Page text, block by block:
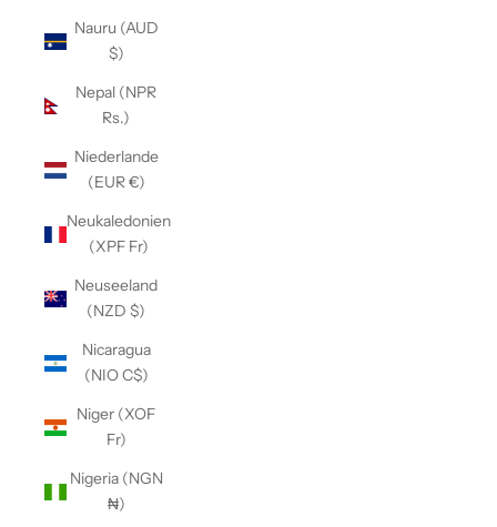
Nauru (AUD
$)
Nepal (NPR
Rs.)
Niederlande
(EUR €)
Neukaledonien
(XPF Fr)
Neuseeland
(NZD $)
Nicaragua
(NIO C$)
Niger (XOF
Fr)
Nigeria (NGN
₦)